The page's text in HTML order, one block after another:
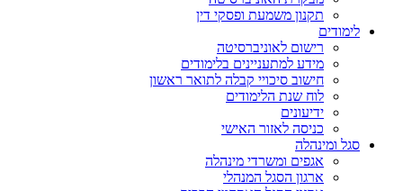
תקנון משמעת ופסקי דין
לימודים
רישום לאוניברסיטה
מידע למתעניינים בלימודים
חישוב סיכויי קבלה לתואר ראשון
לוח שנת הלימודים
ידיעונים
כניסה לאזור האישי
סגל ומינהלה
אגפים ומשרדי מינהלה
ארגון הסגל המנהלי